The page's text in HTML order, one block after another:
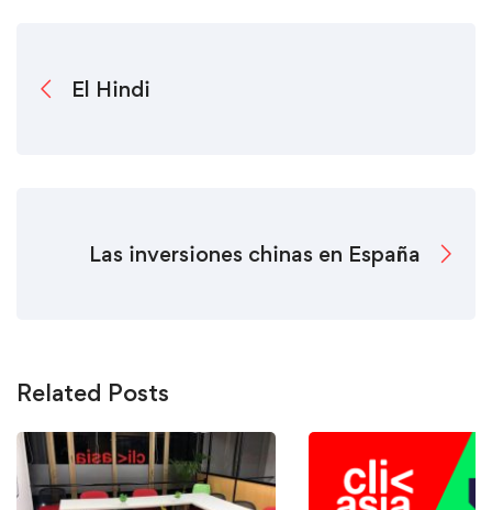
El Hindi
Las inversiones chinas en España
Related Posts